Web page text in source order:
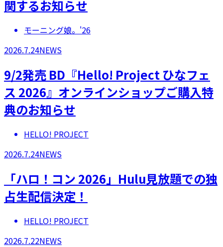
関するお知らせ
モーニング娘。'26
2026.7.24NEWS
9/2発売 BD『Hello! Project ひなフェ
ス 2026』オンラインショップご購入特
典のお知らせ
HELLO! PROJECT
2026.7.24NEWS
「ハロ！コン 2026」Hulu見放題での独
占生配信決定！
HELLO! PROJECT
2026.7.22NEWS